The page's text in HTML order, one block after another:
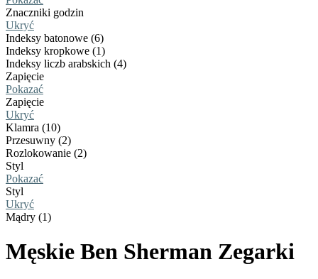
Znaczniki godzin
Ukryć
Indeksy batonowe (6)
Indeksy kropkowe (1)
Indeksy liczb arabskich (4)
Zapięcie
Pokazać
Zapięcie
Ukryć
Klamra (10)
Przesuwny (2)
Rozlokowanie (2)
Styl
Pokazać
Styl
Ukryć
Mądry (1)
Męskie Ben Sherman Zegarki